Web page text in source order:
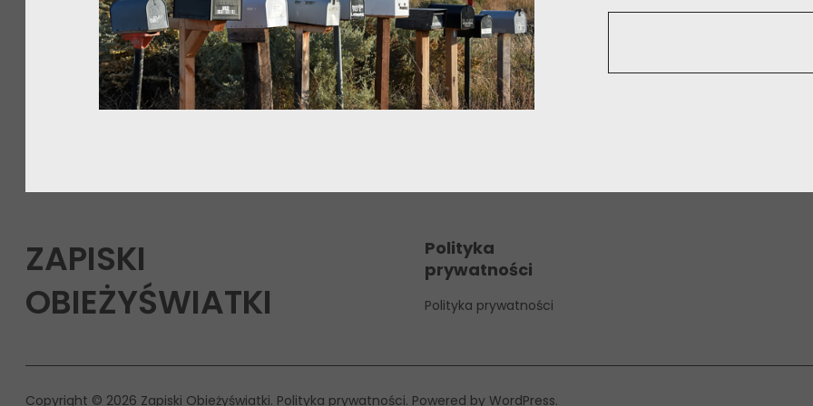
ZAPISKI
OBIEŻYŚWIATKI
Polityka
prywatności
Polityka prywatności
Copyright © 2026 Zapiski Obieżyświatki Polityka prywatności Powered by WordPress